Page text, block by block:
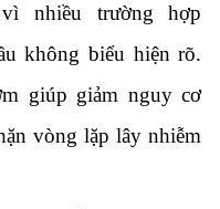
nhiều trường hợp
không biểu hiện rõ.
giúp giảm nguy cơ
vòng lặp lây nhiễm